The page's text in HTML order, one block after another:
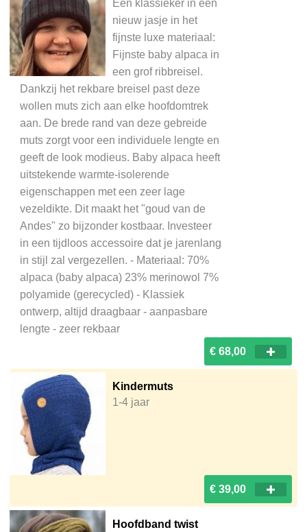
Een klassieker in een
nieuw jasje in het
fijnste luxe materiaal:
Fijnste baby alpaca in
een grof ribbreisel.
Dankzij het rekbare breisel past deze
wollen muts zich aan elke hoofdomtrek
aan. De brede rand van deze gebreide
muts zorgt voor een individuele lengte en
geeft de look modieus. Baby alpaca heeft
uitstekende warmte-isolerende
eigenschappen met een zeer lage
vezeldikte. Dit maakt het "goud van de
Andes" zo bijzonder kostbaar. Investeer
in een tijdloos accessoire dat je jarenlang
in stijl zal vergezellen. - Materiaal: 70%
alpaca (baby alpaca) 23% merinowol 7%
polyamide (gerecycled) - Klassiek
ontwerp, altijd draagbaar - aanpasbare
lengte - zeer rekbaar
€ 68,00
Kindermuts
1-4 jaar
€ 39,00
Hoofdband twist